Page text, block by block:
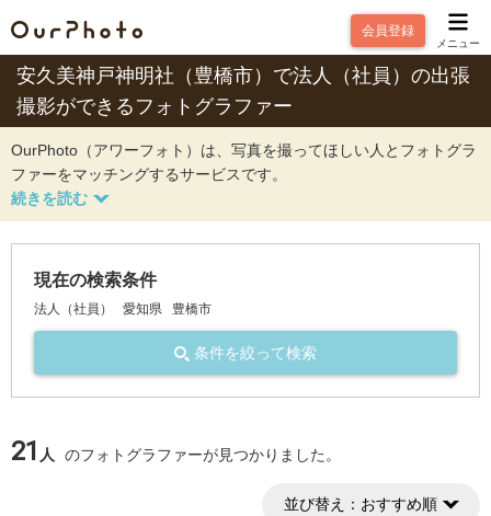
会員登録
メニュー
安久美神戸神明社（豊橋市）で法人（社員）の出張
撮影ができるフォトグラファー
OurPhoto（アワーフォト）は、写真を撮ってほしい人とフォトグラ
ファーをマッチングするサービスです。
現在の検索条件
法人（社員） 愛知県 豊橋市
条件を絞って検索
21 人 のフォトグラファーが見つかりました。
並び替え： おすすめ順